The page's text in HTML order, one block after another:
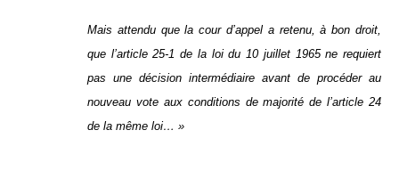
Mais attendu que la cour d’appel a retenu, à bon droit,
que l’article 25-1 de la loi du 10 juillet 1965 ne requiert
pas une décision intermédiaire avant de procéder au
nouveau vote aux conditions de majorité de l’article 24
de la même loi… »